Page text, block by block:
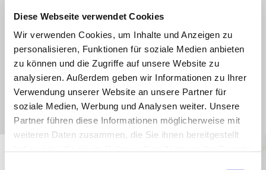
Diese Webseite verwendet Cookies
Wir verwenden Cookies, um Inhalte und Anzeigen zu
personalisieren, Funktionen für soziale Medien anbieten
zu können und die Zugriffe auf unsere Website zu
analysieren. Außerdem geben wir Informationen zu Ihrer
Verwendung unserer Website an unsere Partner für
soziale Medien, Werbung und Analysen weiter. Unsere
Partner führen diese Informationen möglicherweise mit
weiteren Daten zusammen, die Sie ihnen bereitgestellt
24/7-Support für Sie über unsere Notfall-
Hotline
jetzt Information anfordern